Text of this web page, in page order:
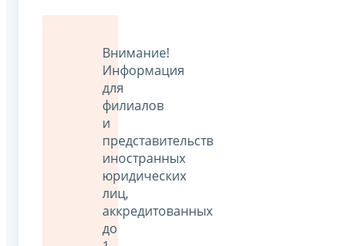
Внимание!
Информация
для
филиалов
и
представительств
иностранных
юридических
лиц,
аккредитованных
до